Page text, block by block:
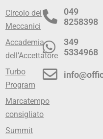
Circolo dei
Meccanici
Accademia
dell’Accettatore
Turbo
Program
Marcatempo
consigliato
Summit
049
8258398
349
5334968